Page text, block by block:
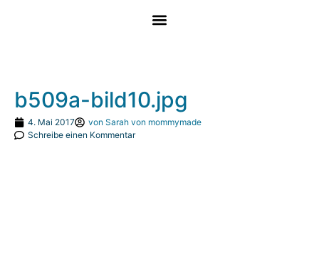
b509a-bild10.jpg
4. Mai 2017 von Sarah von mommymade
Schreibe einen Kommentar